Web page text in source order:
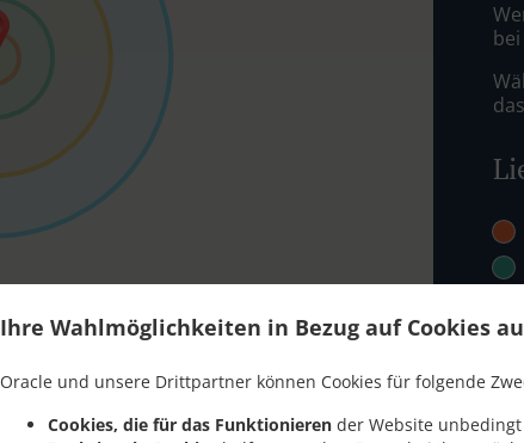
Ihre Wahlmöglichkeiten in Bezug auf Cookies
Oracle und unsere Drittpartner können Cookies für folgende
Cookies, die für das Funktionieren der Website